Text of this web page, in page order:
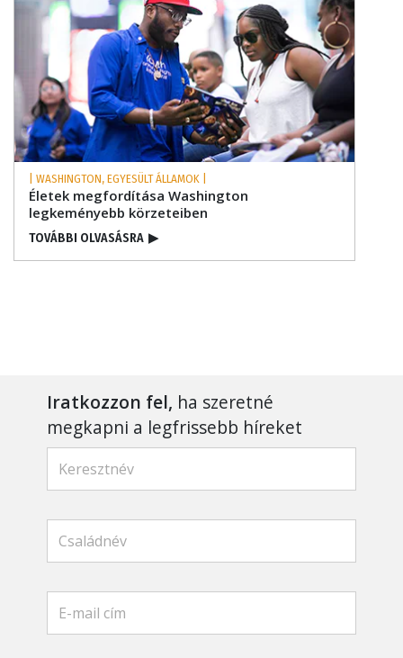
| WASHINGTON, EGYESÜLT ÁLLAMOK |
Életek megfordítása Washington
legkeményebb körzeteiben
TOVÁBBI OLVASÁSRA ▶
Iratkozzon fel, ha szeretné
megkapni a legfrissebb híreket